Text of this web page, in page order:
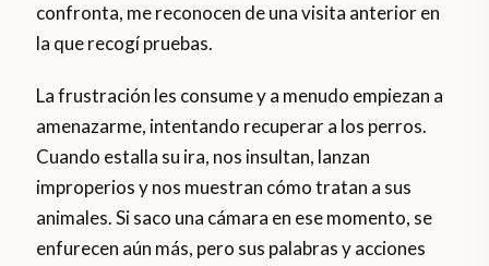
confronta, me reconocen de una visita anterior en
la que recogí pruebas.
La frustración les consume y a menudo empiezan a
amenazarme, intentando recuperar a los perros.
Cuando estalla su ira, nos insultan, lanzan
improperios y nos muestran cómo tratan a sus
animales. Si saco una cámara en ese momento, se
enfurecen aún más, pero sus palabras y acciones